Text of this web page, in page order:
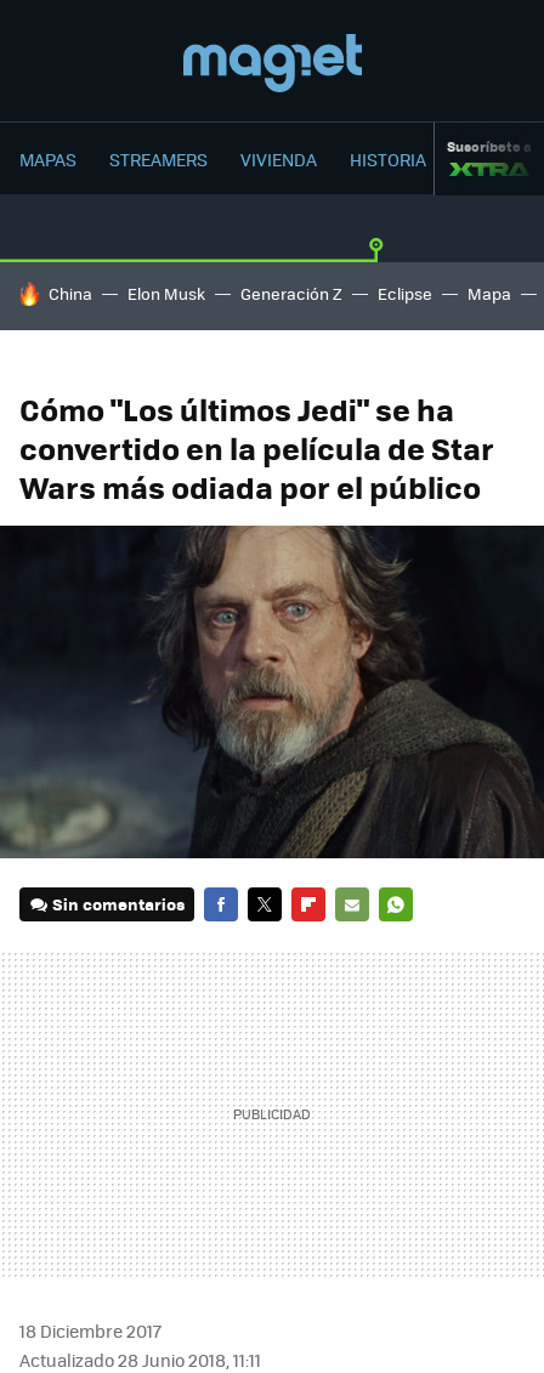
MAPAS STREAMERS VIVIENDA HISTORIA Suscríbete a
HOY SE HABLA DE
China Elon Musk Generación Z Eclipse Mapa
Cómo "Los últimos Jedi" se ha
convertido en la película de Star
Wars más odiada por el público
Sin comentarios
MAIL
18 Diciembre 2017
Actualizado 28 Junio 2018, 11:11